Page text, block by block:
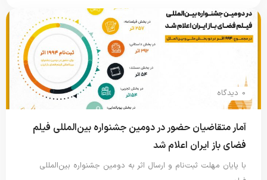
0 دیدگاه
آمار متقاضیان حضور در دومین جشنواره بین‌المللی فیلم
فضای باز ایران اعلام شد
با پایان مهلت ثبت‌نام و ارسال اثر به دومین جشنواره بین‌المللی